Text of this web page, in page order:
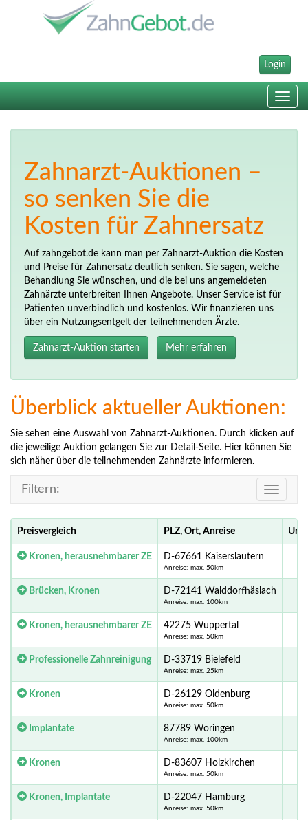
Login
Toggle
Zahnarzt-Auktionen –
so senken Sie die
Kosten für Zahnersatz
Auf zahngebot.de kann man per Zahnarzt-Auktion die Kosten
und Preise für Zahnersatz deutlich senken. Sie sagen, welche
Behandlung Sie wünschen, und die bei uns angemeldeten
Zahnärzte unterbreiten Ihnen Angebote. Unser Service ist für
Patienten unverbindlich und kostenlos. Wir finanzieren uns
über ein Nutzungsentgelt der teilnehmenden Ärzte.
Zahnarzt-Auktion starten Mehr erfahren
Überblick aktueller Auktionen:
Sie sehen eine Auswahl von Zahnarzt-Auktionen. Durch klicken auf
die jeweilige Auktion gelangen Sie zur Detail-Seite. Hier können Sie
sich näher über die teilnehmenden Zahnärzte informieren.
Toggle
Filtern:
Preisvergleich PLZ, Ort, Anreise
Kronen, herausnehmbarer ZE D-67661 Kaiserslautern
Anreise: max. 50km
Brücken, Kronen D-72141 Walddorfhäslach
Anreise: max. 100km
Kronen, herausnehmbarer ZE 42275 Wuppertal
Anreise: max. 50km
Professionelle Zahnreinigung D-33719 Bielefeld
Anreise: max. 25km
Kronen D-26129 Oldenburg
Anreise: max. 50km
Implantate 87789 Woringen
Anreise: max. 100km
Kronen D-83607 Holzkirchen
Anreise: max. 50km
Kronen, Implantate D-22047 Hamburg
Anreise: max. 50km